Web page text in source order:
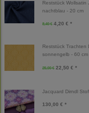
Reststück Wollsatin
nachtblau - 20 cm
8,40 € 4,20 € *
Reststück Trachten
sonnengelb - 60 cm
25,00 € 22,50 € *
Jacquard Dirndl
130,00 € *